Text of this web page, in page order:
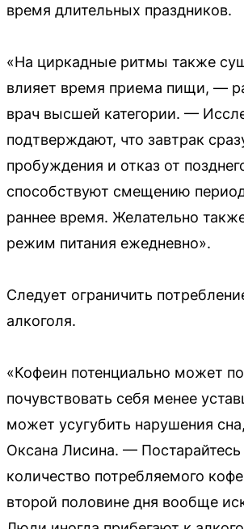
время длительных праздников.
«На циркадные ритмы также
влияет время приема пищи, —
врач высшей категории. —
подтверждают, что завтрак
пробуждения и отказ от
способствуют смещению
раннее время. Желательно
режим питания ежедневно».
Следует ограничить
алкоголя.
«Кофеин потенциально может
почувствовать себя менее
может усугубить нарушения
Оксана Лисина. — Постарайтесь
количество потребляемого
второй половине дня вообще